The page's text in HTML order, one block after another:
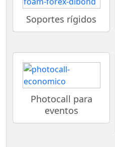
Soportes rígidos
Photocall para
eventos